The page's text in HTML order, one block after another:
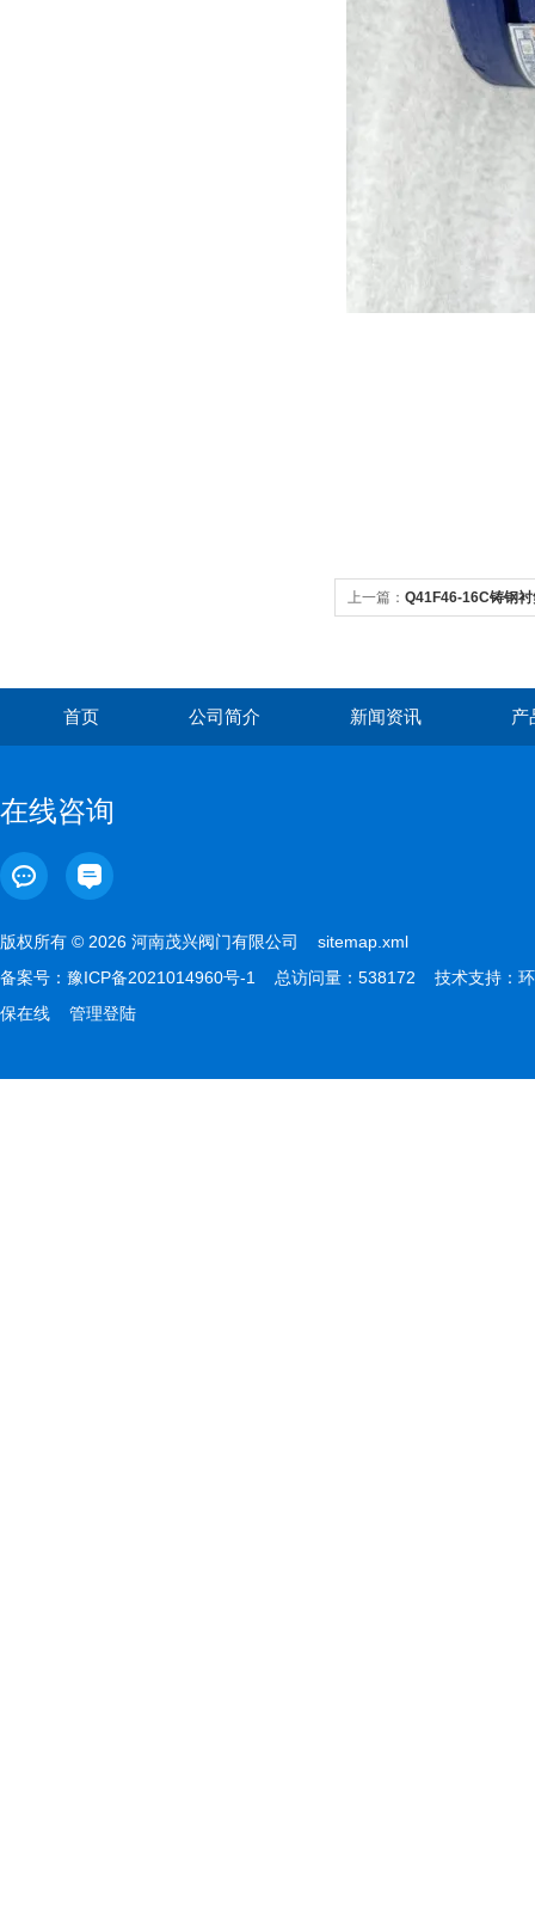
上一篇： Q41F46-16C铸钢
首页 公司简介 新闻资讯 产
在线咨询
版权所有 © 2026 河南茂兴阀门有限公司 sitemap.xml
备案号： 豫ICP备2021014960号-1 总访问量：538172 技术支持： 环
保在线
管理登陆